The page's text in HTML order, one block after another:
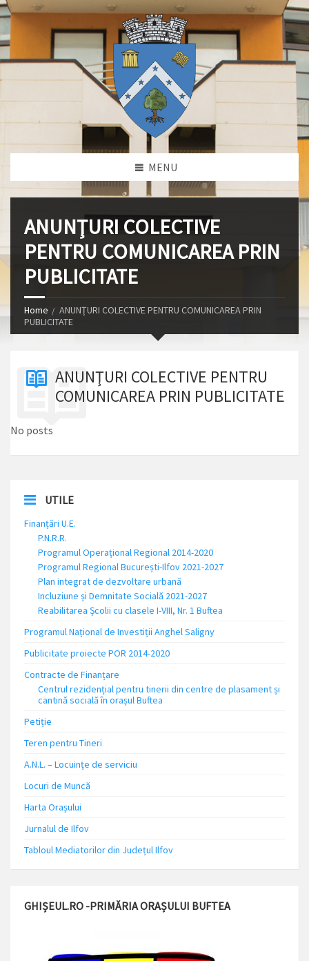
MENU
ANUNŢURI COLECTIVE
PENTRU COMUNICAREA PRIN
PUBLICITATE
Home
ANUNŢURI COLECTIVE PENTRU COMUNICAREA PRIN
PUBLICITATE
ANUNŢURI COLECTIVE PENTRU
COMUNICAREA PRIN PUBLICITATE
No posts
UTILE
Finanțări U.E.
P.N.R.R.
Programul Operațional Regional 2014-2020
Programul Regional București-Ilfov 2021-2027
Plan integrat de dezvoltare urbană
Incluziune și Demnitate Socială 2021-2027
Reabilitarea Școlii cu clasele I-VIII, Nr. 1 Buftea
Programul Național de Investiții Anghel Saligny
Publicitate proiecte POR 2014-2020
Contracte de Finanțare
Centrul rezidențial pentru tinerii din centre de plasament și
cantină socială în orașul Buftea
Petiție
Teren pentru Tineri
A.N.L. – Locuinţe de serviciu
Locuri de Muncă
Harta Orașului
Jurnalul de Ilfov
Tabloul Mediatorilor din Județul Ilfov
GHIȘEUL.RO -PRIMĂRIA ORAȘULUI BUFTEA